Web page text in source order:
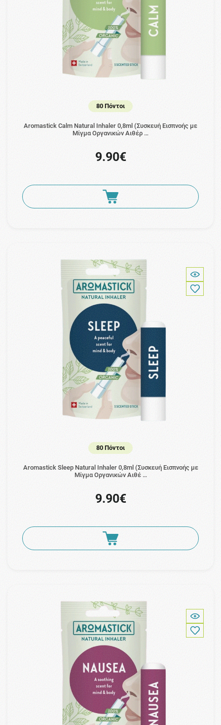
80 Πόντοι
Aromastick Calm Natural Inhaler 0,8ml (Συσκευή Εισπνοής με
Μίγμα Οργανικών Αιθέρ …
9.90€
80 Πόντοι
Aromastick Sleep Natural Inhaler 0,8ml (Συσκευή Εισπνοής με
Μίγμα Οργανικών Αιθέ …
9.90€